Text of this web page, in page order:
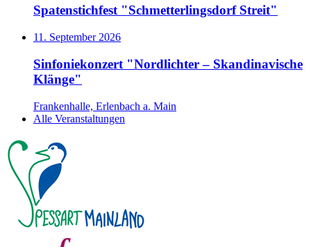
Spatenstichfest "Schmetterlingsdorf Streit"
11. September 2026
Sinfoniekonzert "Nordlichter – Skandinavische
Klänge"
Frankenhalle, Erlenbach a. Main
Alle Veranstaltungen